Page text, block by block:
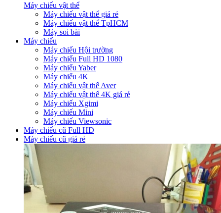
Máy chiếu vật thể
Máy chiếu vật thể giá rẻ
Máy chiếu vật thể TpHCM
Máy soi bài
Máy chiếu
Máy chiếu Hội trường
Máy chiếu Full HD 1080
Máy chiếu Yaber
Máy chiếu 4K
Máy chiếu vật thể Aver
Máy chiếu vật thể 4K giá rẻ
Máy chiếu Xgimi
Máy chiếu Mini
Máy chiếu Viewsonic
Máy chiếu cũ Full HD
Máy chiếu cũ giá rẻ